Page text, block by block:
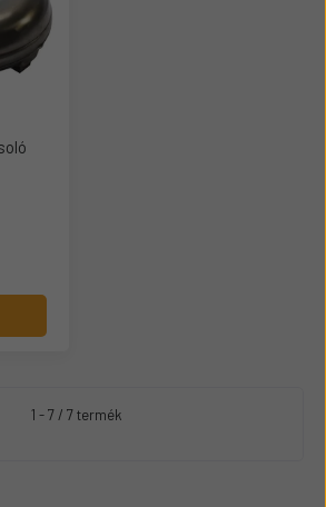
1 - 7 / 7 termék